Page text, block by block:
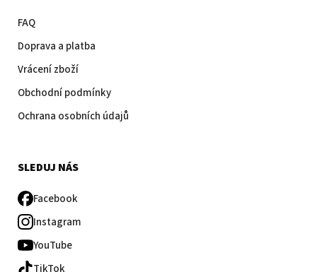
FAQ
Doprava a platba
Vrácení zboží
Obchodní podmínky
Ochrana osobních údajů
SLEDUJ NÁS
Facebook
Instagram
YouTube
TikTok